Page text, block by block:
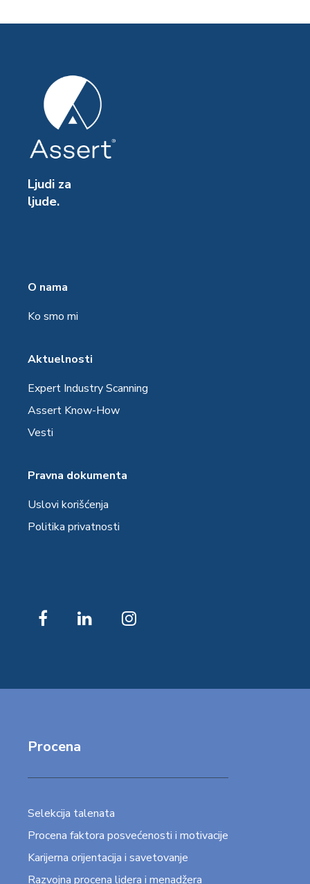
Ljudi za
ljude.
O nama
Ko smo mi
Aktuelnosti
Expert Industry Scanning
Assert Know-How
Vesti
Pravna dokumenta
Uslovi korišćenja
Politika privatnosti
Procena
Selekcija talenata
Procena faktora posvećenosti i motivacije
Karijerna orijentacija i savetovanje
Razvojna procena lidera i menadžera